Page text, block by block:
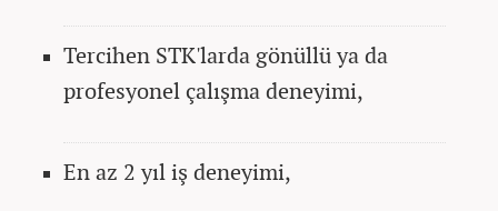
Tercihen STK'larda gönüllü ya da
profesyonel çalışma deneyimi,
En az 2 yıl iş deneyimi,